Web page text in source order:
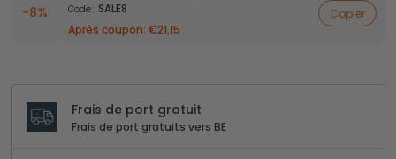
-8%
Code: SALE8
Après coupon: €21,15
Copier
Frais de port gratuit
Frais de port gratuits vers BE